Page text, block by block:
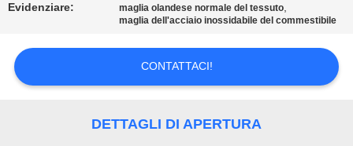
RICHIEDA
CITAZIONE
Evidenziare: maglia olandese normale del tessuto,
maglia dell'acciaio inossidabile del commestibile
CONTATTACI!
DETTAGLI DI APERTURA